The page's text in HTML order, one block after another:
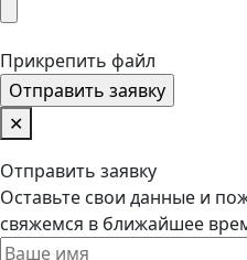
Прикрепить файл
✕
Отправить заявку
Оставьте свои данные и
свяжемся в ближайшее